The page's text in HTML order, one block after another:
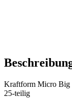
Kraftform Micro Big
25‑teilig